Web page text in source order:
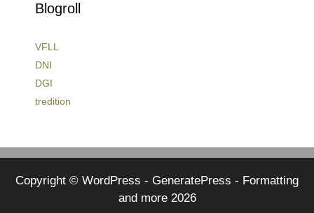
Blogroll
VFLL
DNI
DGI
tredition
Copyright © WordPress - GeneratePress - Formatting
and more 2026